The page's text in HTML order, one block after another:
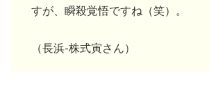
すが、瞬殺覚悟ですね（笑）。
（長浜-株式寅さん）